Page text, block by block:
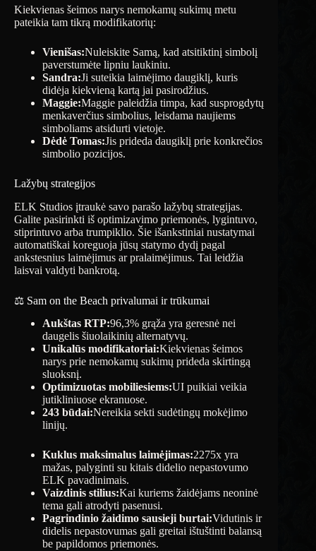
Kiekvienas šeimos narys nemokamų sukimų metu
pateikia tam tikrą modifikatorių:
Vienišas:Nuleiskite Samą, kad atsitiktinį simbolį
paverstumėte lipniu laukiniu.
Sandra:Ji suteikia laimėjimo daugiklį, kuris
didėja kiekvieną kartą jai pasirodžius.
Maggie:Maggie paleidžia timpa, kad susprogdytų
menkaverčius simbolius, leisdama naujiems
simboliams atsidurti vietoje.
Dėdė Tomas:Jis prideda daugiklį prie konkrečios
simbolio pozicijos.
Lažybų strategijos
ELK Studios įtraukė savo parašo lažybų strategijas.
Galite pasirinkti iš optimizavimo priemonės, lygintuvo,
stiprintuvo arba trumpiklio. Šie išankstiniai nustatymai
automatiškai koreguoja jūsų statymo dydį pagal
ankstesnius laimėjimus ar pralaimėjimus. Tai leidžia
laisvai valdyti bankrotą.
⚖️ Sam on the Beach privalumai ir trūkumai
Aukštas RTP:96,3% grąža yra geresnė nei
daugelis šiuolaikinių alternatyvų.
Unikalūs modifikatoriai:Kiekvienas šeimos
narys prie nemokamų sukimų prideda skirtingą
sluoksnį.
Optimizuotas mobiliesiems:UI puikiai veikia
jutikliniuose ekranuose.
243 būdai:Nereikia sekti sudėtingų mokėjimo
linijų.
Kuklus maksimalus laimėjimas:2275x yra
mažas, palyginti su kitais didelio nepastovumo
ELK pavadinimais.
Vaizdinis stilius:Kai kuriems žaidėjams neoninė
tema gali atrodyti pasenusi.
Pagrindinio žaidimo sausieji burtai:Vidutinis ir
didelis nepastovumas gali greitai ištuštinti balansą
be papildomos priemonės.